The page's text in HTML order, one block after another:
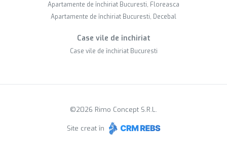
Apartamente de închiriat Bucuresti, Floreasca
Apartamente de închiriat Bucuresti, Decebal
Case vile de închiriat
Case vile de închiriat Bucuresti
©2026 Rimo Concept S.R.L.
Site creat în